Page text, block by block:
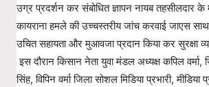
उग्र प्रदर्शन कर संबोधित ज्ञापन नायब तहसीलदार
कायराना हमले की उच्चस्तरीय जांच करवाई जाएस
उचित सहायता और मुआवजा प्रदान किया कर सुरक्षा
इस दौरान किसान नेता युवा मंडल अध्यक्ष कपिल वर्मा,
सिंह, विपिन वर्मा जिला सोशल मिडिया प्रभारी,